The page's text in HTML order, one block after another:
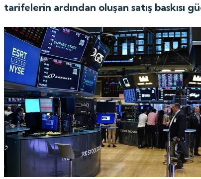
tarifelerin ardından oluşan satış baskısı